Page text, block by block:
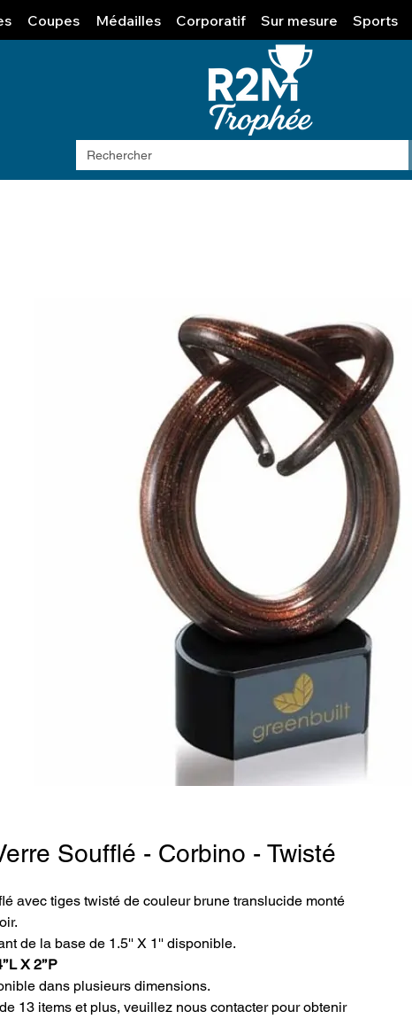
Coupes Médailles Corporatif Sur mesure Sports
Soufflé - Corbino - Twisté
avec tiges twisté de couleur brune translucide monté
de la base de 1.5'' X 1'' disponible.
X 2’’P
dans plusieurs dimensions.
13 items et plus, veuillez nous contacter pour obtenir